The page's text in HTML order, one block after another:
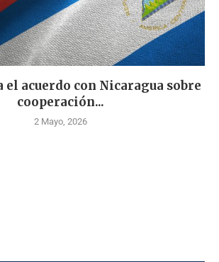
acuerdo con Nicaragua sobre
cooperación...
2 Mayo, 2026